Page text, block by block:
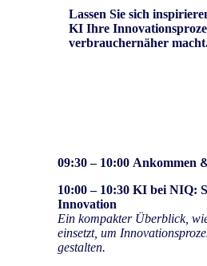
Lassen Sie sich
KI Ihre
verbrauchernäher
09:30 – 10:00 Ankommen
10:00 – 10:30 KI bei NIQ:
Innovation
Ein kompakter Überblick,
einsetzt, um
gestalten.